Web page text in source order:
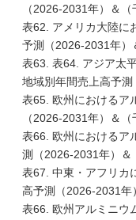
（2026-2031年）＆（
表62. アメリカ大陸に
予測（2026-2031年）
表63. 表64. アジア太
地域別年間売上高予測
表65. 欧州におけるア
（2026-2031年）＆（
表66. 欧州におけるア
測（2026-2031年）＆
表67. 中東・アフリカ
高予測（2026-2031年
表66. 欧州アルミニウ